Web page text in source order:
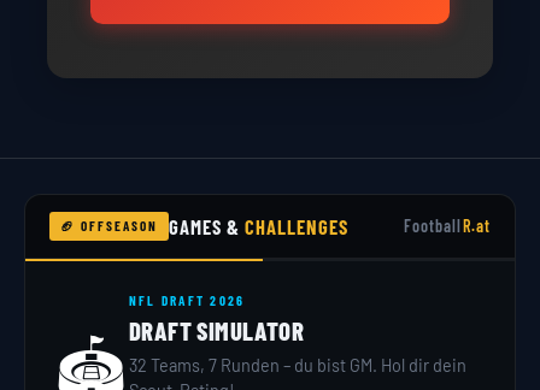
🏈 OFFSEASON GAMES &CHALLENGES FootballR.at
🏟️
NFL DRAFT 2026
DRAFT SIMULATOR
32 Teams, 7 Runden – du bist GM. Hol dir dein